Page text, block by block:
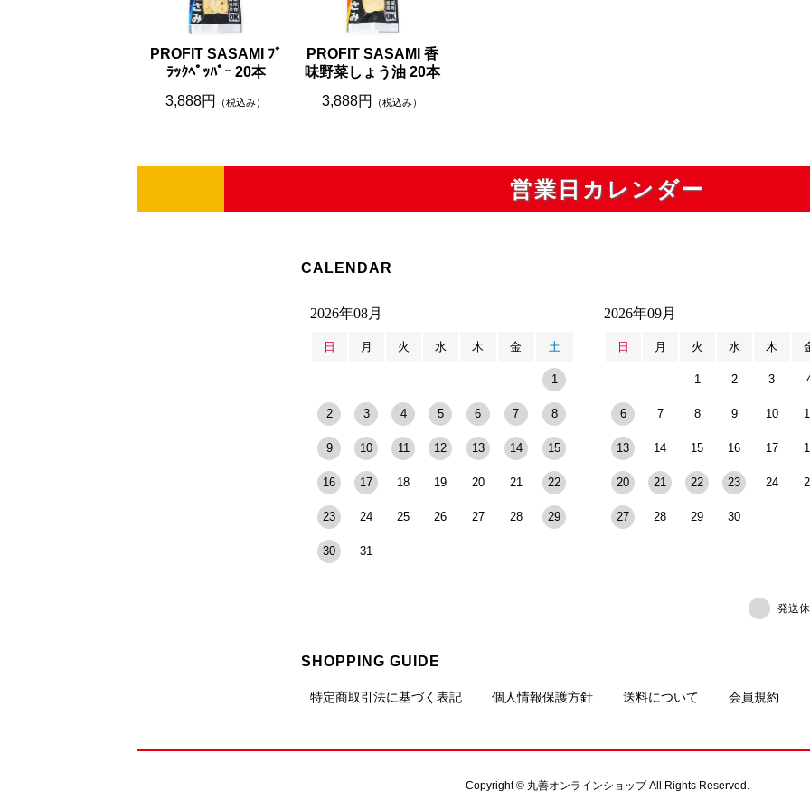
PROFIT SASAMI ﾌﾞ
ﾗｯｸﾍﾟｯﾊﾟｰ 20本
3,888円
（税込み）
PROFIT SASAMI 香
味野菜しょう油 20本
3,888円
（税込み）
営業日カレンダー
CALENDAR
2026年08月
日 月 火 水 木 金 土
1
2 3 4 5 6 7 8
9 10 11 12 13 14 15
16 17 18 19 20 21 22
23 24 25 26 27 28 29
30 31
2026年09月
日 月 火 水 木
1 2 3
6 7 8 9 10
13 14 15 16 17
20 21 22 23 24
27 28 29 30
発送
SHOPPING GUIDE
特定商取引法に基づく表記 個人情報保護方針 送料について 会員規約
Copyright © 丸善オンラインショップ All Rights Reserved.